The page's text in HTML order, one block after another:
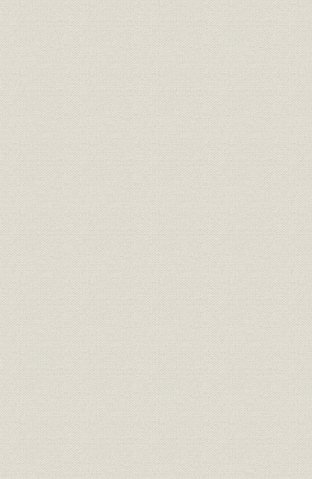
需給 府県別電力需要 茨城
1907(明治
年度
需給 府県別電力需要 栃木
1907(明
年度
需給 府県別電力需要 群馬
1907(明治
年度
需給 府県別電力需要 山梨
1907(明治
年度